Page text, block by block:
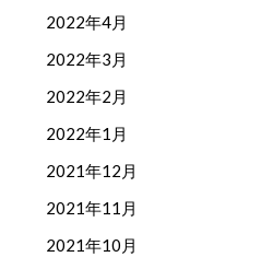
2022年4月
2022年3月
2022年2月
2022年1月
2021年12月
2021年11月
2021年10月